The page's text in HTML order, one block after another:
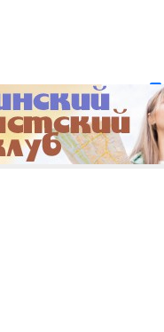
пароль? Регистрация